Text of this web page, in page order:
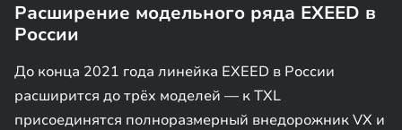
Расширение модельного ряда EXEED в
России
До конца 2021 года линейка EXEED в России
расширится до трёх моделей — к TXL
присоединятся полноразмерный внедорожник VX и